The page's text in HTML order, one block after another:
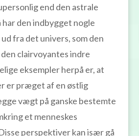
end den astrale
har den indbygget nogle
fra det univers, som den
clairvoyantes indre
eksempler herpå er, at
er præget af en østlig
vægt på ganske bestemte
et menneskes
perspektiver kan især gå